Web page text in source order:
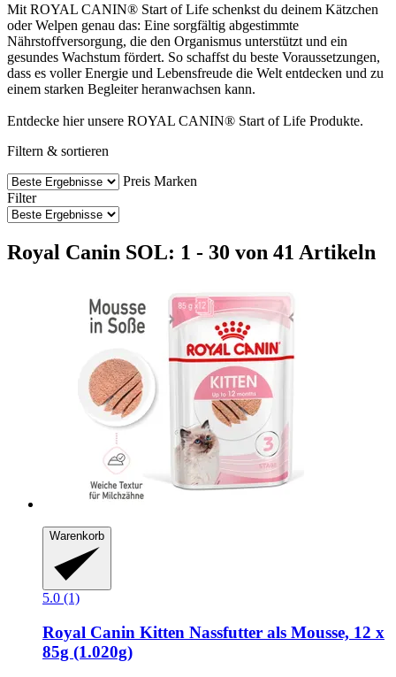
Mit ROYAL CANIN® Start of Life schenkst du deinem Kätzchen
oder Welpen genau das: Eine sorgfältig abgestimmte
Nährstoffversorgung, die den Organismus unterstützt und ein
gesundes Wachstum fördert. So schaffst du beste Voraussetzungen,
dass es voller Energie und Lebensfreude die Welt entdecken und zu
einem starken Begleiter heranwachsen kann.
Entdecke hier unsere ROYAL CANIN® Start of Life Produkte.
Filtern & sortieren
Preis Marken
Filter
Royal Canin SOL: 1 - 30 von 41 Artikeln
Warenkorb
5.0 (1)
Royal Canin Kitten Nassfutter als Mousse, 12 x
85g (1.020g)